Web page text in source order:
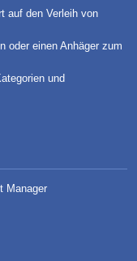
auf den Verleih von
oder einen Anhäger zum
und
Manager